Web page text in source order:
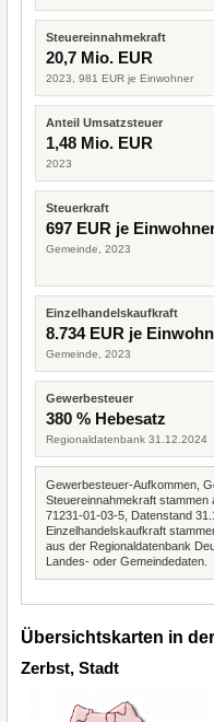
Steuereinnahmekraft
20,7 Mio. EUR
2023, 981 EUR je Einwohner
Anteil Umsatzsteuer
1,48 Mio. EUR
2023
Steuerkraft
697 EUR je
Gemeinde, 2023
Einzelhandelskaufkraft
8.734 EUR je
Gemeinde, 2023
Gewerbesteuer
380 % Hebesatz
Regionaldatenbank 31.12.2024
Gewerbesteuer-Aufkommen,
Steuereinnahmekraft
71231-01-03-5, Datenstand
Einzelhandelskaufkraft
aus der Regionaldatenbank
Landes- oder Gemeindedaten.
Übersichtskarten in
Zerbst, Stadt